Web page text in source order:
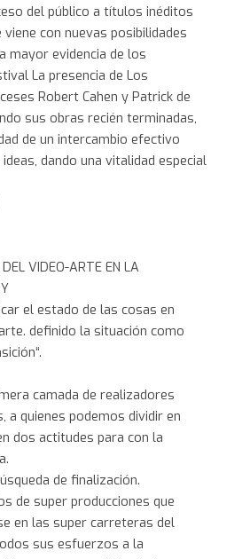
del público a títulos inéditos
con nuevas posibilidades
mayor evidencia de los
La presencia de Los
Robert Cahen y Patrick de
sus obras recién terminadas,
de un intercambio efectivo
dando una vitalidad especial
VIDEO-ARTE EN LA
el estado de las cosas en
definido la situación como
camada de realizadores
a quienes podemos dividir en
dos actitudes para con la
de finalización.
de super producciones que
en las super carreteras del
sus esfuerzos a la